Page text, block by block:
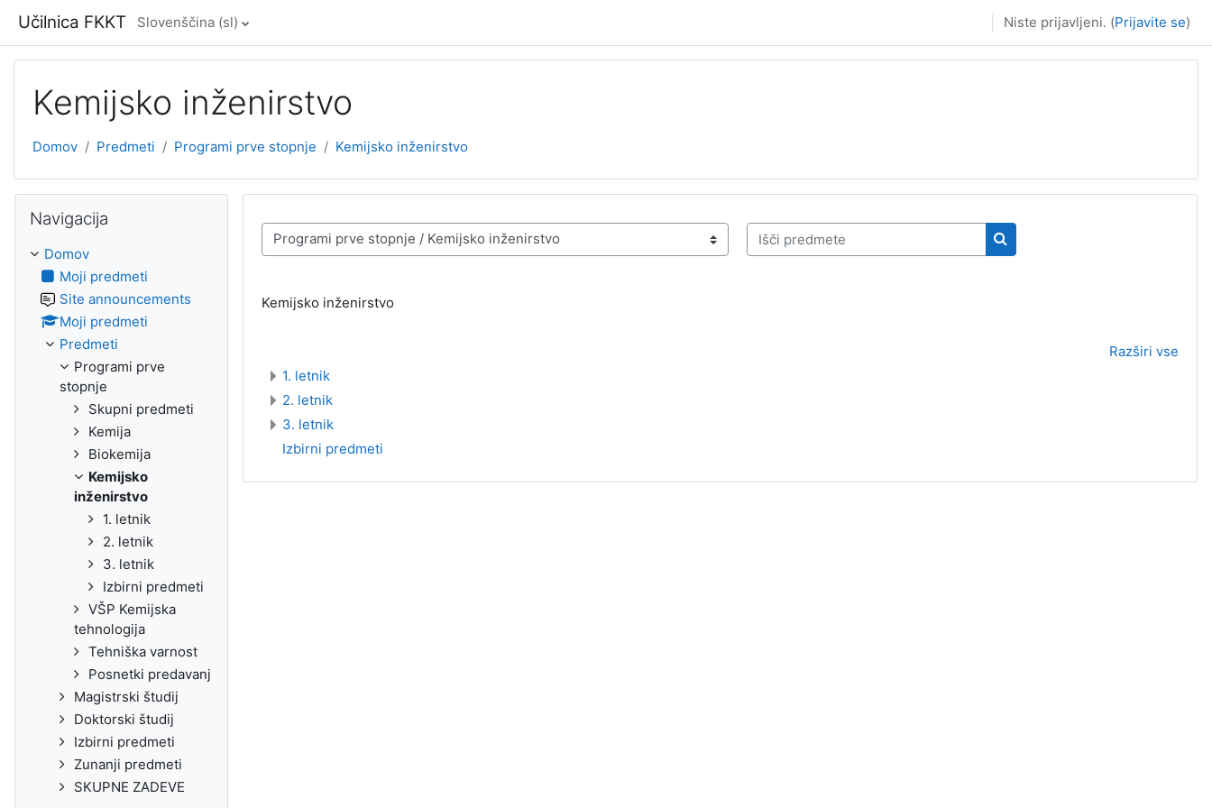
Učilnica FKKT Slovenščina ‎(sl)‎ Niste prijavljeni. (Prijavite se)
Kemijsko inženirstvo
Domov Predmeti Programi prve stopnje Kemijsko inženirstvo
Kategorije predmetov
Išči predmete
Išči predmete
Kemijsko inženirstvo
Razširi vse
1. letnik
2. letnik
3. letnik
Izbirni predmeti
Navigacija
Domov
Moji predmeti
Site announcements
Moji predmeti
Predmeti
Programi prve
stopnje
Skupni predmeti
Kemija
Biokemija
Kemijsko
inženirstvo
1. letnik
2. letnik
3. letnik
Izbirni predmeti
VŠP Kemijska
tehnologija
Tehniška varnost
Posnetki predavanj
Magistrski študij
Doktorski študij
Izbirni predmeti
Zunanji predmeti
SKUPNE ZADEVE